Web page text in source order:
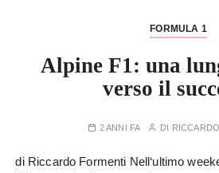
FORMULA 1
Alpine F1: una
verso il
2 ANNI FA DI
di Riccardo Formenti Nell‘ultimo